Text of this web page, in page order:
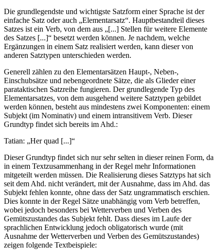
Die grundlegendste und wichtigste Satzform einer Sprache ist der
einfache Satz oder auch „Elementarsatz“. Hauptbestandteil dieses
Satzes ist ein Verb, von dem aus „[...] Stellen für weitere Elemente
des Satzes [...]“ besetzt werden können. Je nachdem, welche
Ergänzungen in einem Satz realisiert werden, kann dieser von
anderen Satztypen unterschieden werden.
Generell zählen zu den Elementarsätzen Haupt-, Neben-,
Einschubsätze und nebengeordnete Sätze, die als Glieder einer
parataktischen Satzreihe fungieren. Der grundlegende Typ des
Elementarsatzes, von dem ausgehend weitere Satztypen gebildet
werden können, besteht aus mindestens zwei Komponenten: einem
Subjekt (im Nominativ) und einem intransitivem Verb. Dieser
Grundtyp findet sich bereits im Ahd.:
Tatian: „Her quad [...]“
Dieser Grundtyp findet sich nur sehr selten in dieser reinen Form, da
in einem Textzusammenhang in der Regel mehr Informationen
mitgeteilt werden müssen. Die Realisierung dieses Satztyps hat sich
seit dem Ahd. nicht verändert, mit der Ausnahme, dass im Ahd. das
Subjekt fehlen konnte, ohne dass der Satz ungrammatisch erschien.
Dies konnte in der Regel Sätze unabhängig vom Verb betreffen,
wobei jedoch besonders bei Wetterverben und Verben des
Gemütszustandes das Subjekt fehlt. Dass dieses im Laufe der
sprachlichen Entwicklung jedoch obligatorisch wurde (mit
Ausnahme der Wetterverben und Verben des Gemütszustandes)
zeigen folgende Textbeispiele: